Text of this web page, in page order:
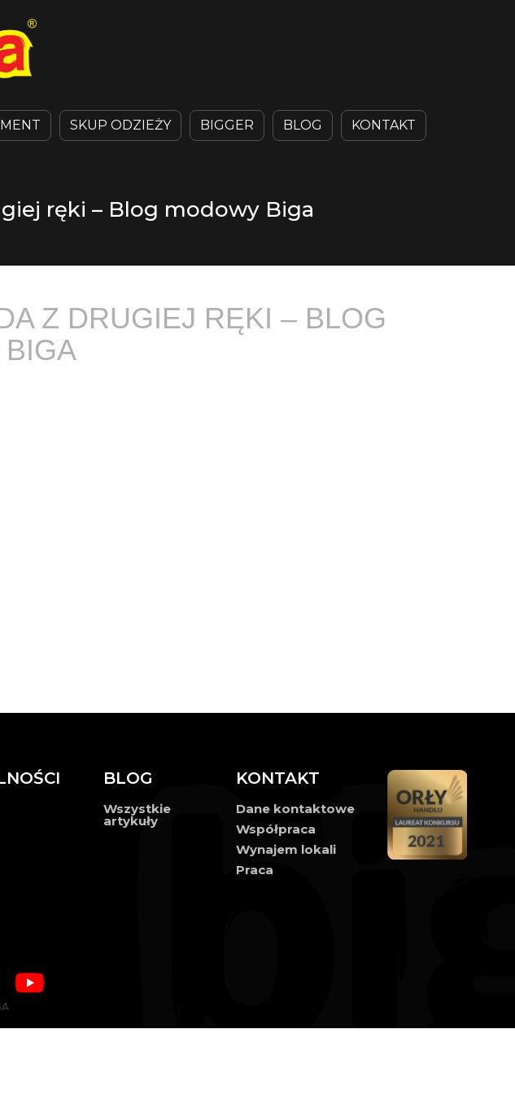
SKUP ODZIEŻY BIGGER BLOG KONTAKT
ręki – Blog modowy Biga
Z DRUGIEJ RĘKI – BLOG
BLOG
Wszystkie
artykuły
KONTAKT
Dane kontaktowe
Współpraca
Wynajem lokali
Praca